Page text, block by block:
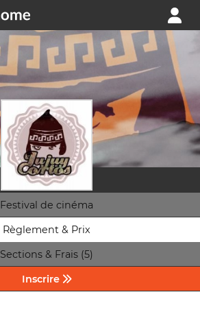
Festival de cinéma
Règlement & Prix
Sections & Frais (5)
Inscrire